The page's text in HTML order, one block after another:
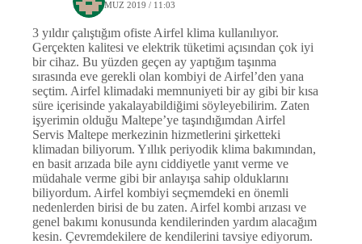
10 TEMMUZ 2019 / 11:03
3 yıldır çalıştığım ofiste Airfel klima kullanılıyor.
Gerçekten kalitesi ve elektrik tüketimi açısından çok iyi
bir cihaz. Bu yüzden geçen ay yaptığım taşınma
sırasında eve gerekli olan kombiyi de Airfel’den yana
seçtim. Airfel klimadaki memnuniyeti bir ay gibi bir kısa
süre içerisinde yakalayabildiğimi söyleyebilirim. Zaten
işyerimin olduğu Maltepe’ye taşındığımdan Airfel
Servis Maltepe merkezinin hizmetlerini şirketteki
klimadan biliyorum. Yıllık periyodik klima bakımından,
en basit arızada bile aynı ciddiyetle yanıt verme ve
müdahale verme gibi bir anlayışa sahip olduklarını
biliyordum. Airfel kombiyi seçmemdeki en önemli
nedenlerden birisi de bu zaten. Airfel kombi arızası ve
genel bakımı konusunda kendilerinden yardım alacağım
kesin. Çevremdekilere de kendilerini tavsiye ediyorum.